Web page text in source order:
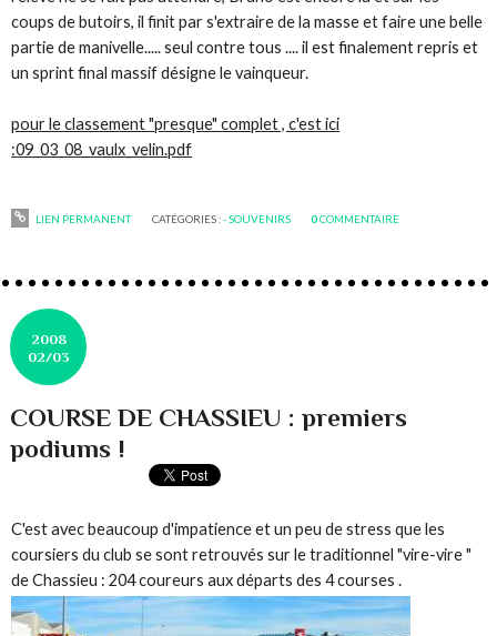
coups de butoirs, il finit par s'extraire de la masse et faire une belle
partie de manivelle..... seul contre tous .... il est finalement repris et
un sprint final massif désigne le vainqueur.
pour le classement "presque" complet , c'est ici
:09_03_08_vaulx_velin.pdf
LIEN PERMANENT CATÉGORIES :- SOUVENIRS 0COMMENTAIRE
2008
02/03
COURSE DE CHASSIEU : premiers
podiums !
C'est avec beaucoup d'impatience et un peu de stress que les
coursiers du club se sont retrouvés sur le traditionnel "vire-vire "
de Chassieu : 204 coureurs aux départs des 4 courses .